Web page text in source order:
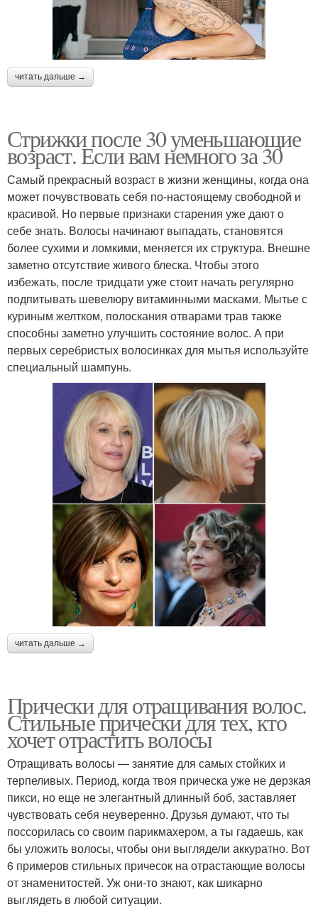
читать дальше →
Стрижки после 30 уменьшающие
возраст. Если вам немного за 30
Самый прекрасный возраст в жизни женщины, когда она
может почувствовать себя по-настоящему свободной и
красивой. Но первые признаки старения уже дают о
себе знать. Волосы начинают выпадать, становятся
более сухими и ломкими, меняется их структура. Внешне
заметно отсутствие живого блеска. Чтобы этого
избежать, после тридцати уже стоит начать регулярно
подпитывать шевелюру витаминными масками. Мытье с
куриным желтком, полоскания отварами трав также
способны заметно улучшить состояние волос. А при
первых серебристых волосинках для мытья используйте
специальный шампунь.
читать дальше →
Прически для отращивания волос.
Стильные прически для тех, кто
хочет отрастить волосы
Отращивать волосы — занятие для самых стойких и
терпеливых. Период, когда твоя прическа уже не дерзкая
пикси, но еще не элегантный длинный боб, заставляет
чувствовать себя неуверенно. Друзья думают, что ты
поссорилась со своим парикмахером, а ты гадаешь, как
бы уложить волосы, чтобы они выглядели аккуратно. Вот
6 примеров стильных причесок на отрастающие волосы
от знаменитостей. Уж они-то знают, как шикарно
выглядеть в любой ситуации.